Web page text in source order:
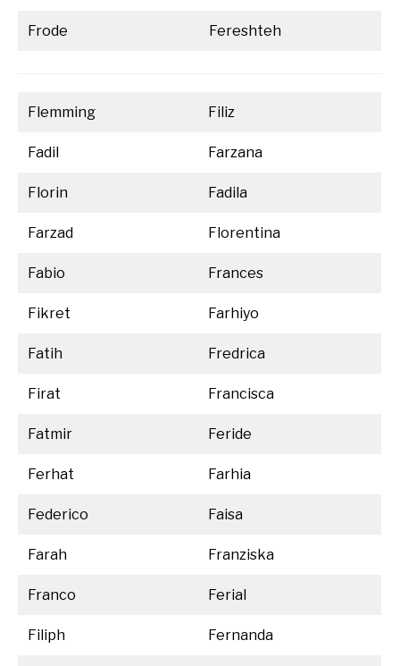
Frode Fereshteh
Flemming Filiz
Fadil Farzana
Florin Fadila
Farzad Florentina
Fabio Frances
Fikret Farhiyo
Fatih Fredrica
Firat Francisca
Fatmir Feride
Ferhat Farhia
Federico Faisa
Farah Franziska
Franco Ferial
Filiph Fernanda